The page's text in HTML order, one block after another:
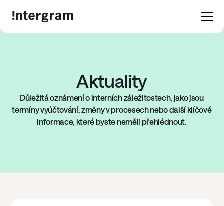
Aktuality
Důležitá oznámení o interních záležitostech, jako jsou
termíny vyúčtování, změny v procesech nebo další klíčové
informace, které byste neměli přehlédnout.